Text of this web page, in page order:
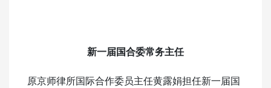
新一届国合委常务主任
原京师律所国际合作委员主任黄露娟担任新一届国